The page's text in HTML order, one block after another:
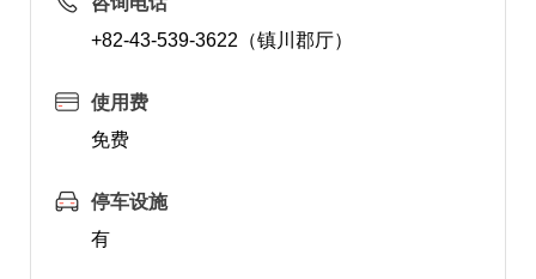
+82-43-539-3622（镇川郡厅）
使用费
免费
停车设施
有